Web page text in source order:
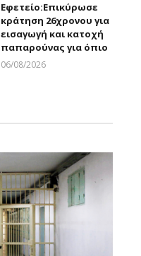
Εφετείο:Eπικύρωσε
κράτηση 26χρονου για
εισαγωγή και κατοχή
παπαρούνας για όπιο
06/08/2026